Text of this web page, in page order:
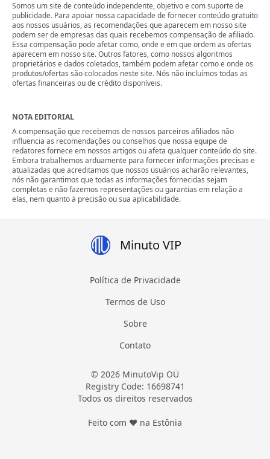
Somos um site de conteúdo independente, objetivo e com suporte de
publicidade. Para apoiar nossa capacidade de fornecer conteúdo gratuito
aos nossos usuários, as recomendações que aparecem em nosso site
podem ser de empresas das quais recebemos compensação de afiliado.
Essa compensação pode afetar como, onde e em que ordem as ofertas
aparecem em nosso site. Outros fatores, como nossos algoritmos
proprietários e dados coletados, também podem afetar como e onde os
produtos/ofertas são colocados neste site. Nós não incluímos todas as
ofertas financeiras ou de crédito disponíveis.
NOTA EDITORIAL
A compensação que recebemos de nossos parceiros afiliados não
influencia as recomendações ou conselhos que nossa equipe de
redatores fornece em nossos artigos ou afeta qualquer conteúdo do site.
Embora trabalhemos arduamente para fornecer informações precisas e
atualizadas que acreditamos que nossos usuários acharão relevantes,
nós não garantimos que todas as informações fornecidas sejam
completas e não fazemos representações ou garantias em relação a
elas, nem quanto à precisão ou sua aplicabilidade.
Minuto VIP
Política de Privacidade
Termos de Uso
Sobre
Contato
© 2026 MinutoVip OÜ
Registry Code: 16698741
Todos os direitos reservados
Feito com ❤ na Estônia